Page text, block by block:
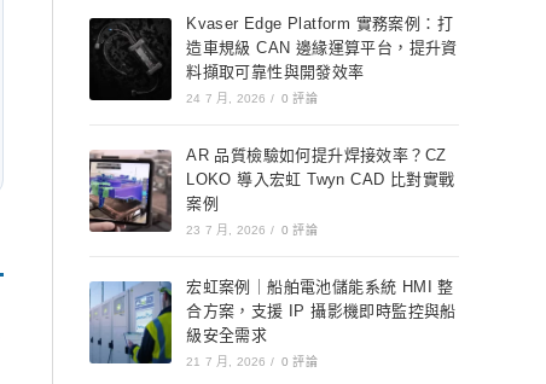
Kvaser Edge Platform 實務案例：打
造車規級 CAN 邊緣運算平台，提升資
料擷取可靠性與開發效率
24 7 月, 2026 / 0 評論
AR 品質檢驗如何提升焊接效率？CZ
LOKO 導入宏虹 Twyn CAD 比對實戰
案例
23 7 月, 2026 / 0 評論
宏虹案例｜船舶電池儲能系統 HMI 整
合方案，支援 IP 攝影機即時監控與船
級安全需求
21 7 月, 2026 / 0 評論